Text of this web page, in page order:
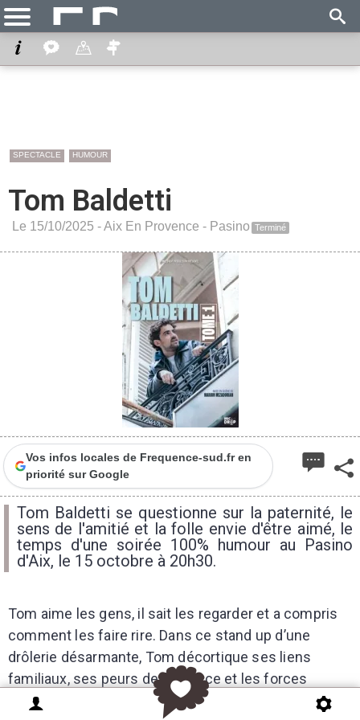
SPECTACLE HUMOUR
Tom Baldetti
Le 15/10/2025 -Aix En Provence - Pasino Terminé
Vos infos locales de Frequence-sud.fr en
priorité sur Google
Tom Baldetti se questionne sur la paternité, le
sens de l'amitié et la folle envie d'être aimé, le
temps d'une soirée 100% humour au Pasino
d'Aix, le 15 octobre à 20h30.
Tom aime les gens, il sait les regarder et a compris
comment les faire rire. Dans ce stand up d’une
drôlerie désarmante, Tom décortique ses liens
familiaux, ses peurs de l’enfance et les forces
insoupçonnées d’un jeune adulte. Il se questionne